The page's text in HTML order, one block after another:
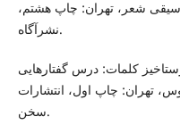
محمدرضا (1384). موسیقی شعر، تهران: چاپ هشتم،
نشرآگاه.
محمدرضا (1391). رستاخیز کلمات: درس گفتارهایی
تهران: چاپ اول، انتشارات
سخن.